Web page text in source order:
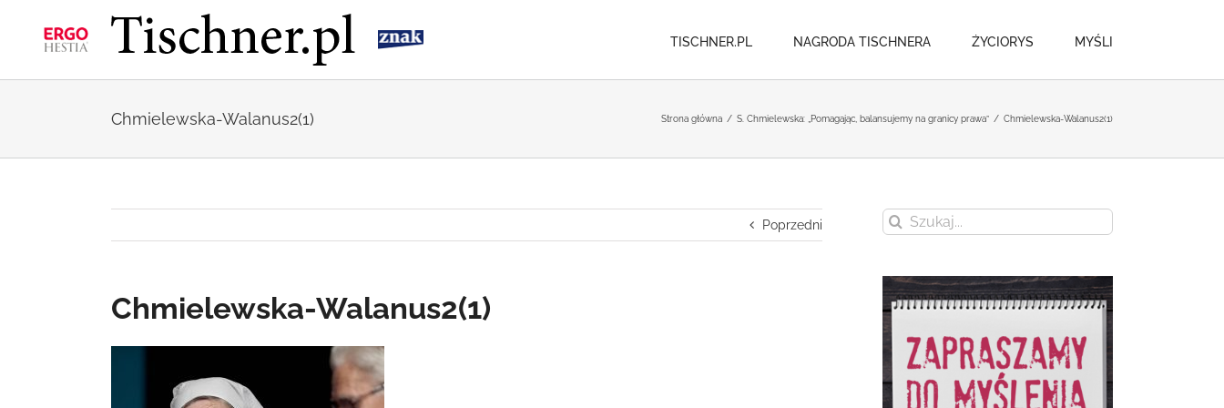
zawartości
TISCHNER.PL NAGRODA TISCHNERA ŻYCIORYS MYŚLI
Chmielewska-Walanus2(1) Strona główna / S. Chmielewska: „Pomagając, balansujemy na granicy prawa” / Chmielewska-Walanus2(1)
Poprzedni
Chmielewska-Walanus2(1)
Szukaj